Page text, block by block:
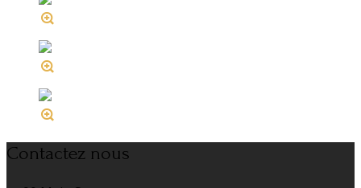
Contactez nous